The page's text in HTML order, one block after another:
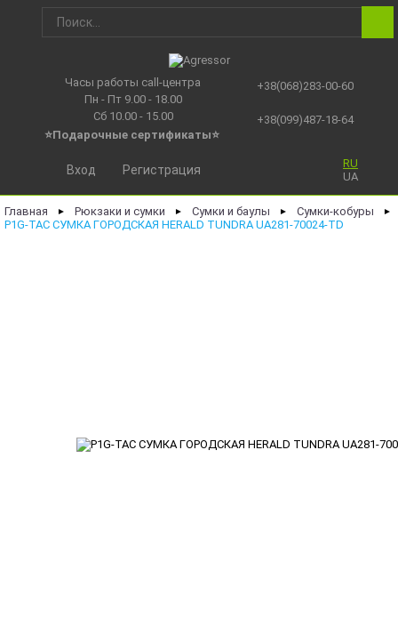
Часы работы call-центра
Пн - Пт 9.00 - 18.00
Сб 10.00 - 15.00
⭐Подарочные сертификаты⭐
+38(068)283-00-60
+38(099)487-18-64
RU
UA
Вход Регистрация
Главная ► Рюкзаки и сумки ► Сумки и баулы ► Сумки-кобуры ►
P1G-TAC СУМКА ГОРОДСКАЯ HERALD TUNDRA UA281-70024-TD